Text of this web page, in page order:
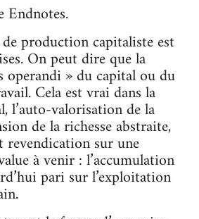
Endnotes.
production capitaliste est
On peut dire que la
operandi » du capital ou du
Cela est vrai dans la
l’auto-valorisation de la
de la richesse abstraite,
revendication sur une
à venir : l’accumulation
pari sur l’exploitation